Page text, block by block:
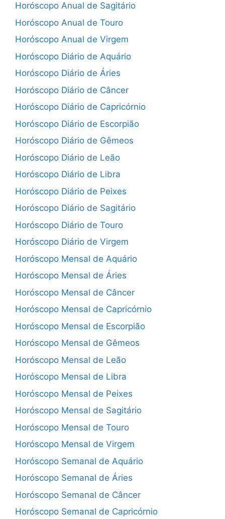
Horóscopo Anual de Sagitário
Horóscopo Anual de Touro
Horóscopo Anual de Virgem
Horóscopo Diário de Aquário
Horóscopo Diário de Áries
Horóscopo Diário de Câncer
Horóscopo Diário de Capricórnio
Horóscopo Diário de Escorpião
Horóscopo Diário de Gêmeos
Horóscopo Diário de Leão
Horóscopo Diário de Libra
Horóscopo Diário de Peixes
Horóscopo Diário de Sagitário
Horóscopo Diário de Touro
Horóscopo Diário de Virgem
Horóscopo Mensal de Aquário
Horóscopo Mensal de Áries
Horóscopo Mensal de Câncer
Horóscopo Mensal de Capricórnio
Horóscopo Mensal de Escorpião
Horóscopo Mensal de Gêmeos
Horóscopo Mensal de Leão
Horóscopo Mensal de Libra
Horóscopo Mensal de Peixes
Horóscopo Mensal de Sagitário
Horóscopo Mensal de Touro
Horóscopo Mensal de Virgem
Horóscopo Semanal de Aquário
Horóscopo Semanal de Áries
Horóscopo Semanal de Câncer
Horóscopo Semanal de Capricórnio